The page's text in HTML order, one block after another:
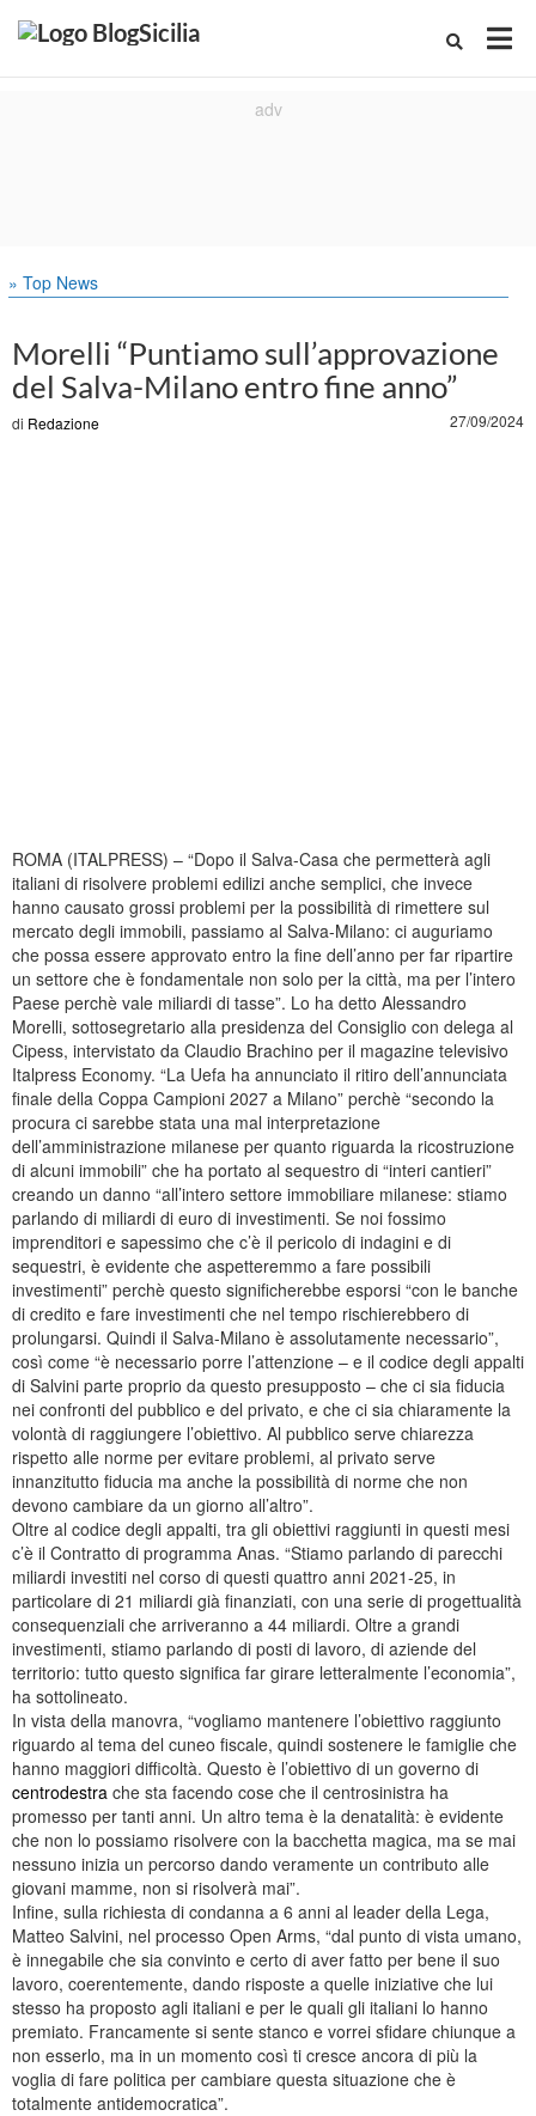
» Top News
Morelli “Puntiamo sull’approvazione
del Salva-Milano entro fine anno”
di Redazione 27/09/2024
ROMA (ITALPRESS) – “Dopo il Salva-Casa che permetterà agli
italiani di risolvere problemi edilizi anche semplici, che invece
hanno causato grossi problemi per la possibilità di rimettere sul
mercato degli immobili, passiamo al Salva-Milano: ci auguriamo
che possa essere approvato entro la fine dell’anno per far ripartire
un settore che è fondamentale non solo per la città, ma per l’intero
Paese perchè vale miliardi di tasse”. Lo ha detto Alessandro
Morelli, sottosegretario alla presidenza del Consiglio con delega al
Cipess, intervistato da Claudio Brachino per il magazine televisivo
Italpress Economy. “La Uefa ha annunciato il ritiro dell’annunciata
finale della Coppa Campioni 2027 a Milano” perchè “secondo la
procura ci sarebbe stata una mal interpretazione
dell’amministrazione milanese per quanto riguarda la ricostruzione
di alcuni immobili” che ha portato al sequestro di “interi cantieri”
creando un danno “all’intero settore immobiliare milanese: stiamo
parlando di miliardi di euro di investimenti. Se noi fossimo
imprenditori e sapessimo che c’è il pericolo di indagini e di
sequestri, è evidente che aspetteremmo a fare possibili
investimenti” perchè questo significherebbe esporsi “con le banche
di credito e fare investimenti che nel tempo rischierebbero di
prolungarsi. Quindi il Salva-Milano è assolutamente necessario”,
così come “è necessario porre l’attenzione – e il codice degli appalti
di Salvini parte proprio da questo presupposto – che ci sia fiducia
nei confronti del pubblico e del privato, e che ci sia chiaramente la
volontà di raggiungere l’obiettivo. Al pubblico serve chiarezza
rispetto alle norme per evitare problemi, al privato serve
innanzitutto fiducia ma anche la possibilità di norme che non
devono cambiare da un giorno all’altro”.
Oltre al codice degli appalti, tra gli obiettivi raggiunti in questi mesi
c’è il Contratto di programma Anas. “Stiamo parlando di parecchi
miliardi investiti nel corso di questi quattro anni 2021-25, in
particolare di 21 miliardi già finanziati, con una serie di progettualità
consequenziali che arriveranno a 44 miliardi. Oltre a grandi
investimenti, stiamo parlando di posti di lavoro, di aziende del
territorio: tutto questo significa far girare letteralmente l’economia”,
ha sottolineato.
In vista della manovra, “vogliamo mantenere l’obiettivo raggiunto
riguardo al tema del cuneo fiscale, quindi sostenere le famiglie che
hanno maggiori difficoltà. Questo è l’obiettivo di un governo di
centrodestra che sta facendo cose che il centrosinistra ha
promesso per tanti anni. Un altro tema è la denatalità: è evidente
che non lo possiamo risolvere con la bacchetta magica, ma se mai
nessuno inizia un percorso dando veramente un contributo alle
giovani mamme, non si risolverà mai”.
Infine, sulla richiesta di condanna a 6 anni al leader della Lega,
Matteo Salvini, nel processo Open Arms, “dal punto di vista umano,
è innegabile che sia convinto e certo di aver fatto per bene il suo
lavoro, coerentemente, dando risposte a quelle iniziative che lui
stesso ha proposto agli italiani e per le quali gli italiani lo hanno
premiato. Francamente si sente stanco e vorrei sfidare chiunque a
non esserlo, ma in un momento così ti cresce ancora di più la
voglia di fare politica per cambiare questa situazione che è
totalmente antidemocratica”.